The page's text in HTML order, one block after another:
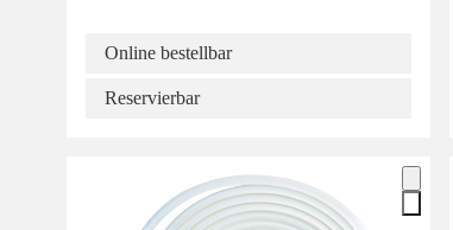
Online bestellbar
Reservierbar